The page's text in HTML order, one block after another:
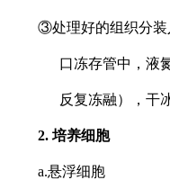
③处理好的组织分
口冻存管中，液
反复冻融），干
2. 培养细胞
a.悬浮细胞